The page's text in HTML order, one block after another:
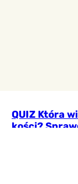
QUIZ Która
kości?